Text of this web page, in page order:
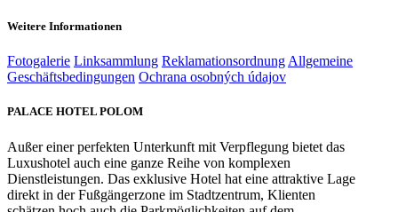
Weitere Informationen
Fotogalerie Linksammlung Reklamationsordnung Allgemeine
Geschäftsbedingungen Ochrana osobných údajov
PALACE HOTEL POLOM
Außer einer perfekten Unterkunft mit Verpflegung bietet das
Luxushotel auch eine ganze Reihe von komplexen
Dienstleistungen. Das exklusive Hotel hat eine attraktive Lage
direkt in der Fußgängerzone im Stadtzentrum, Klienten